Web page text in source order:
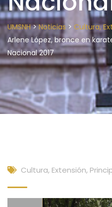
UMSNH>Noticias > Cultura,
Arlene López, bronce en
Nacional 2017
Cultura, Extensión,